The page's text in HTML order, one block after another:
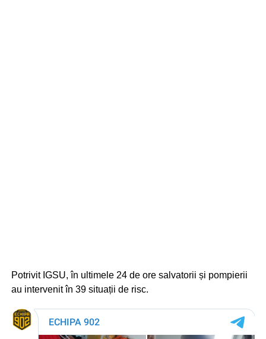
Potrivit IGSU, în ultimele 24 de ore salvatorii și pompierii
au intervenit în 39 situații de risc.